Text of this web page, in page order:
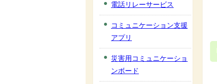
電話リレーサービス
コミュニケーション支援
アプリ
災害用コミュニケーショ
ンボード